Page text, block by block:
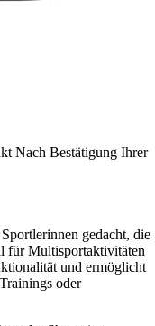
Nach Bestätigung Ihrer
gedacht, die
für Multisportaktivitäten
und ermöglicht
oder